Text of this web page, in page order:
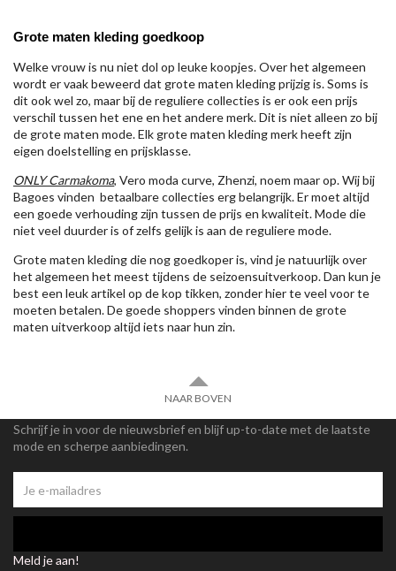
Grote maten kleding goedkoop
Welke vrouw is nu niet dol op leuke koopjes. Over het algemeen
wordt er vaak beweerd dat grote maten kleding prijzig is. Soms is
dit ook wel zo, maar bij de reguliere collecties is er ook een prijs
verschil tussen het ene en het andere merk. Dit is niet alleen zo bij
de grote maten mode. Elk grote maten kleding merk heeft zijn
eigen doelstelling en prijsklasse.
ONLY Carmakoma, Vero moda curve, Zhenzi, noem maar op. Wij bij
Bagoes vinden betaalbare collecties erg belangrijk. Er moet altijd
een goede verhouding zijn tussen de prijs en kwaliteit. Mode die
niet veel duurder is of zelfs gelijk is aan de reguliere mode.
Grote maten kleding die nog goedkoper is, vind je natuurlijk over
het algemeen het meest tijdens de seizoensuitverkoop. Dan kun je
best een leuk artikel op de kop tikken, zonder hier te veel voor te
moeten betalen. De goede shoppers vinden binnen de grote
maten uitverkoop altijd iets naar hun zin.
NAAR BOVEN
Schrijf je in voor de nieuwsbrief en blijf up-to-date met de laatste
mode en scherpe aanbiedingen.
Meld je aan!